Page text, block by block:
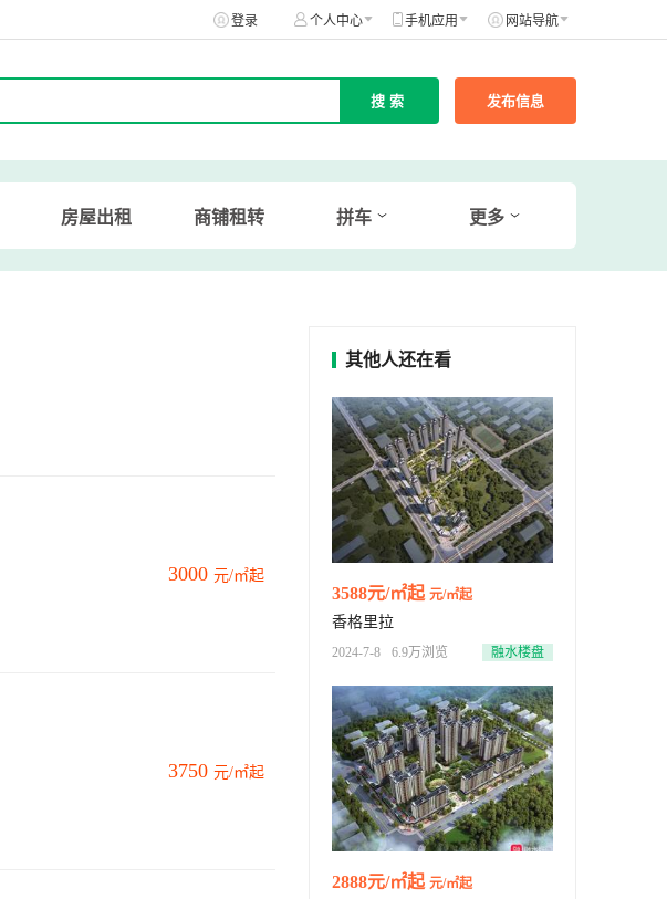
登录 个人中心 手机应用 网站导航
发布信息
房屋出租 商铺租转 拼车 更多
3000 元/㎡起
3750 元/㎡起
其他人还在看
3588元/㎡起 元/㎡起
香格里拉
2024-7-8 6.9万浏览 融水楼盘
2888元/㎡起 元/㎡起